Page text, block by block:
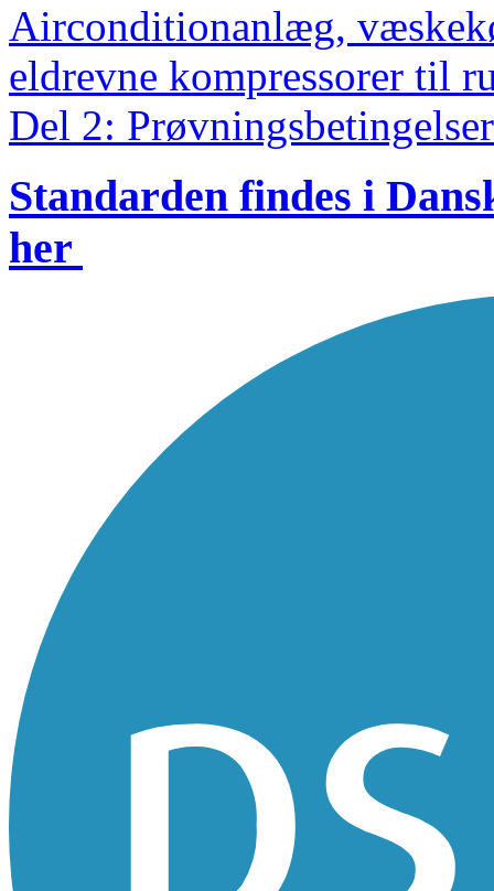
Airconditionanlæg,
eldrevne kompressorer til
Del 2: Prøvningsbetingelser
Standarden findes i
her